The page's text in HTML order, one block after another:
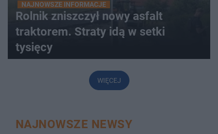
NAJNOWSZE INFORMACJE
Rolnik zniszczył nowy asfalt
traktorem. Straty idą w setki
tysięcy
WIĘCEJ
NAJNOWSZE NEWSY